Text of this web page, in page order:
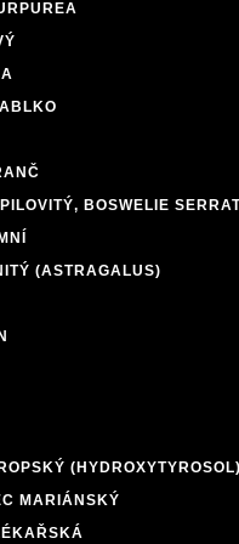
BOSWELIE
(ASTRAGALUS)
MARIÁNSKÝ